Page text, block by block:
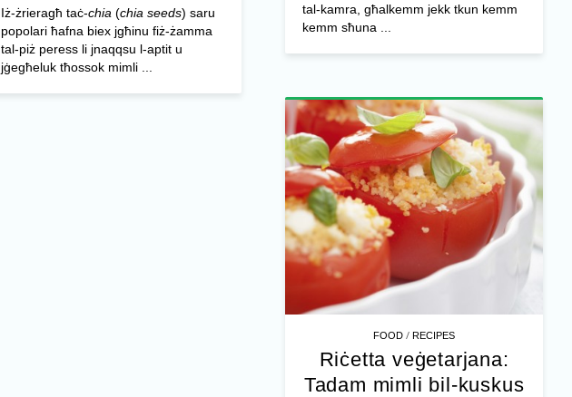
tal-kamra, għalkemm jekk tkun kemm
kemm sħuna ...
Iż-żrieragħ taċ-chia(chia seeds) saru
popolari ħafna biex jgħinu fiż-żamma
tal-piż peress li jnaqqsu l-aptit u
jġegħeluk tħossok mimli ...
FOOD /RECIPES
Riċetta veġetarjana:
Tadam mimli bil-kuskus